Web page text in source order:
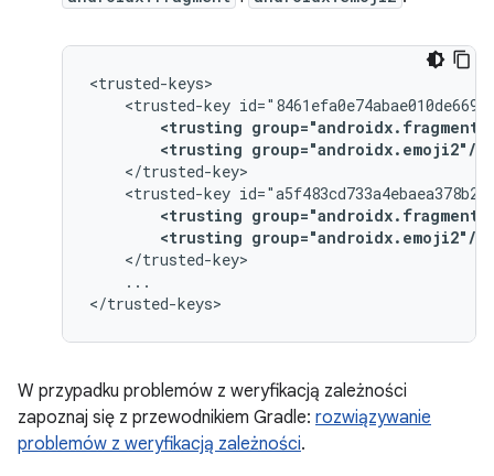
<trusted-key
<trusting
<trusting group="androidx.emoji2"/>
<trusted-key
<trusting
<trusting group="androidx.emoji2"/>
...
W przypadku problemów z weryfikacją zależności
zapoznaj się z przewodnikiem Gradle: rozwiązywanie
problemów z weryfikacją zależności.